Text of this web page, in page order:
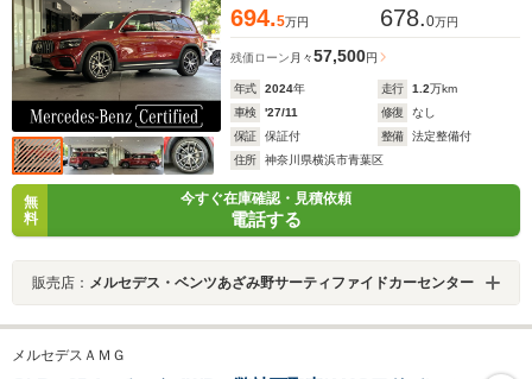
694.5万円 678.0万円
残価ローン 月々57,500円
年式 2024年 走行 1.2万km
車検
'27/11 修復
なし
保証
保証付 整備
法定整備付
住所
神奈川県横浜市青葉区
無
料
今すぐ在庫確認・見積依頼
電話する
販売店： メルセデス・ベンツあざみ野サーティファイドカーセンター
メルセデスＡＭＧ